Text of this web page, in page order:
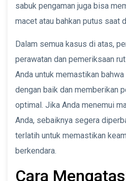
sabuk pengaman juga bisa
macet atau bahkan putus saat
Dalam semua kasus di atas,
perawatan dan pemeriksaan
Anda untuk memastikan
dengan baik dan memberikan
optimal. Jika Anda menemui
Anda, sebaiknya segera
terlatih untuk memastikan
berkendara.
Cara